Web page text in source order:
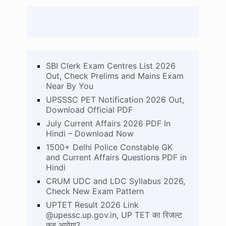
SBI Clerk Exam Centres List 2026
Out, Check Prelims and Mains Exam
Near By You
UPSSSC PET Notification 2026 Out,
Download Official PDF
July Current Affairs 2026 PDF In
Hindi – Download Now
1500+ Delhi Police Constable GK
and Current Affairs Questions PDF in
Hindi
CRUM UDC and LDC Syllabus 2026,
Check New Exam Pattern
UPTET Result 2026 Link
@upessc.up.gov.in, UP TET का रिजल्ट